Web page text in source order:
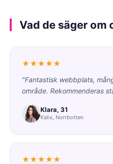
Vad de säger om
★★★★★
"Fantastisk webbplats,
område. Rekommenderas
Klara, 31
Kalix, Norrbotten
★★★★★